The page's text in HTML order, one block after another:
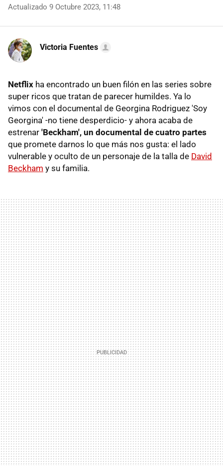
Actualizado 9 Octubre 2023, 11:48
Victoria Fuentes
Netflix ha encontrado un buen filón en las series sobre
super ricos que tratan de parecer humildes. Ya lo
vimos con el documental de Georgina Rodriguez 'Soy
Georgina' -no tiene desperdicio- y ahora acaba de
estrenar 'Beckham', un documental de cuatro partes
que promete darnos lo que más nos gusta: el lado
vulnerable y oculto de un personaje de la talla de David
Beckham y su familia.